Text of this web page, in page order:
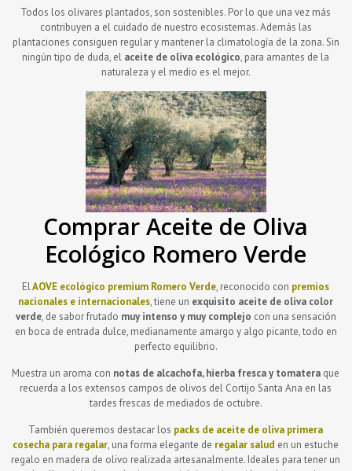
Todos los olivares plantados, son sostenibles. Por lo que una vez más
contribuyen a el cuidado de nuestro ecosistemas. Además las
plantaciones consiguen regular y mantener la climatología de la zona. Sin
ningún tipo de duda, el aceite de oliva ecológico, para amantes de la
naturaleza y el medio es el mejor.
Comprar Aceite de Oliva
Ecológico Romero Verde
ElAOVE ecológico premium Romero Verde, reconocido con premios
nacionales e internacionales, tiene un exquisito aceite de oliva color
verde, de sabor frutado muy intenso y muy complejo con una sensación
en boca de entrada dulce, medianamente amargo y algo picante, todo en
perfecto equilibrio.
Muestra un aroma con notas de alcachofa, hierba fresca y tomatera que
recuerda a los extensos campos de olivos del Cortijo Santa Ana en las
tardes frescas de mediados de octubre.
También queremos destacar los packs de aceite de oliva primera
cosecha para regalar, una forma elegante de regalar salud en un estuche
regalo en madera de olivo realizada artesanalmente. Ideales para tener un